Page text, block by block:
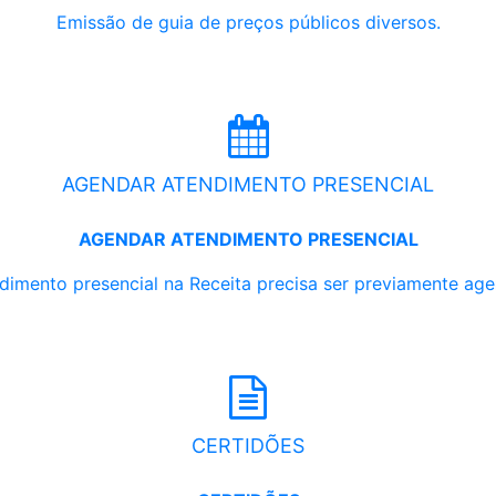
Emissão de guia de preços públicos diversos.
AGENDAR ATENDIMENTO PRESENCIAL
AGENDAR ATENDIMENTO PRESENCIAL
presencial na Receita precisa ser previamente
CERTIDÕES